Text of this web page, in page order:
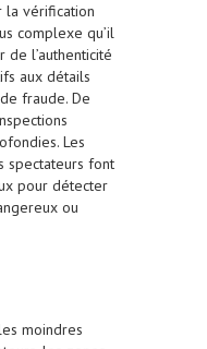
la vérification
complexe qu’il
de l’authenticité
aux détails
fraude. De
Les
spectateurs font
pour détecter
ou
moindres